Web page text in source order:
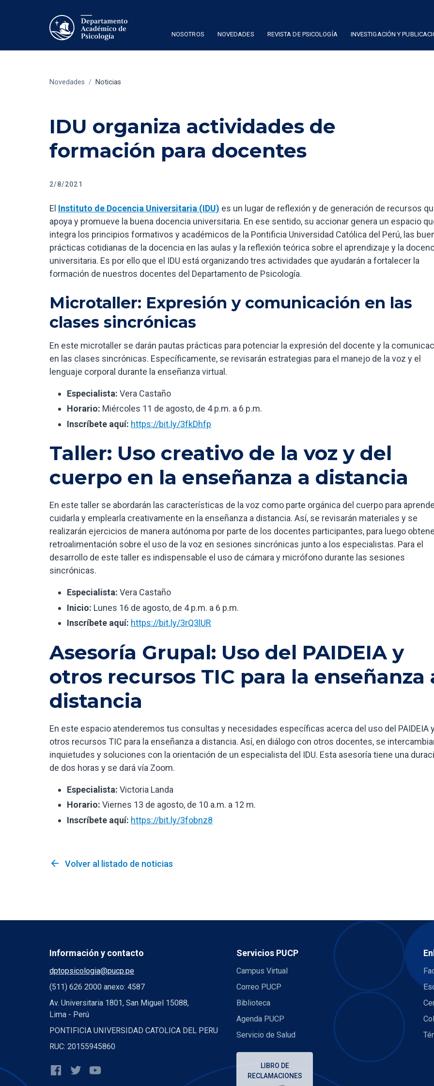
NOSOTROS NOVEDADES REVISTA DE PSICOLOGÍA INVESTIGACIÓN Y
Novedades / Noticias
IDU organiza actividades de
formación para docentes
2/8/2021
El Instituto de Docencia Universitaria (IDU) es un lugar de reflexión y de generación de recursos
apoya y promueve la buena docencia universitaria. En ese sentido, su accionar genera un espacio
integra los principios formativos y académicos de la Pontificia Universidad Católica del Perú, las
prácticas cotidianas de la docencia en las aulas y la reflexión teórica sobre el aprendizaje y la
universitaria. Es por ello que el IDU está organizando tres actividades que ayudarán a fortalecer la
formación de nuestros docentes del Departamento de Psicología.
Microtaller: Expresión y comunicación en las
clases sincrónicas
En este microtaller se darán pautas prácticas para potenciar la expresión del docente y la
en las clases sincrónicas. Específicamente, se revisarán estrategias para el manejo de la voz y el
lenguaje corporal durante la enseñanza virtual.
Especialista: Vera Castaño
Horario: Miércoles 11 de agosto, de 4 p.m. a 6 p.m.
Inscríbete aquí: https://bit.ly/3fkDhfp
Taller: Uso creativo de la voz y del
cuerpo en la enseñanza a distancia
En este taller se abordarán las características de la voz como parte orgánica del cuerpo para
cuidarla y emplearla creativamente en la enseñanza a distancia. Así, se revisarán materiales y se
realizarán ejercicios de manera autónoma por parte de los docentes participantes, para luego
retroalimentación sobre el uso de la voz en sesiones sincrónicas junto a los especialistas. Para el
desarrollo de este taller es indispensable el uso de cámara y micrófono durante las sesiones
sincrónicas.
Especialista: Vera Castaño
Inicio: Lunes 16 de agosto, de 4 p.m. a 6 p.m.
Inscríbete aquí: https://bit.ly/3rQ3lUR
Asesoría Grupal: Uso del PAIDEIA y
otros recursos TIC para la enseñanza
distancia
En este espacio atenderemos tus consultas y necesidades específicas acerca del uso del PAIDEIA
otros recursos TIC para la enseñanza a distancia. Así, en diálogo con otros docentes, se
inquietudes y soluciones con la orientación de un especialista del IDU. Esta asesoría tiene una
de dos horas y se dará vía Zoom.
Especialista: Victoria Landa
Horario: Viernes 13 de agosto, de 10 a.m. a 12 m.
Inscríbete aquí: https://bit.ly/3fobnz8
arrow_back Volver al listado de noticias
Información y contacto
dptopsicologia@pucp.pe
(511) 626 2000 anexo: 4587
Av. Universitaria 1801, San Miguel 15088,
Lima - Perú
PONTIFICIA UNIVERSIDAD CATOLICA DEL PERU
RUC: 20155945860
Servicios PUCP
Campus Virtual
Correo PUCP
Biblioteca
Agenda PUCP
Servicio de Salud
LIBRO DE
RECLAMACIONES